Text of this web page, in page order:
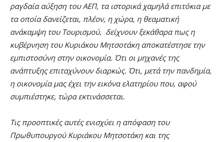
ραγδαία αύξηση του ΑΕΠ, τα ιστορικά χαμηλά επιτόκια με
τα οποία δανείζεται, πλέον, η χώρα, η θεαματική
ανάκαμψη του Τουρισμού, δείχνουν ξεκάθαρα πως η
κυβέρνηση του Κυριάκου Μητσοτάκη αποκατέστησε την
εμπιστοσύνη στην οικονομία. Ότι οι μηχανές της
ανάπτυξης επιταχύνουν διαρκώς. Ότι, μετά την πανδημία,
η οικονομία μας έχει την εικόνα ελατηρίου που, αφού
συμπιέστηκε, τώρα εκτινάσσεται.
Τις προοπτικές αυτές ενισχύει η απόφαση του
Πρωθυπουργού Κυριάκου Μητσοτάκη και της